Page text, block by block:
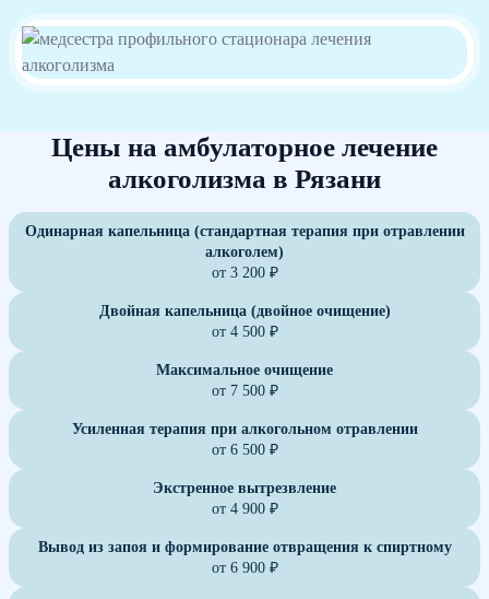
Цены на амбулаторное лечение
алкоголизма в Рязани
Одинарная капельница (стандартная терапия при отравлении
алкоголем)
от 3 200 ₽
Двойная капельница (двойное очищение)
от 4 500 ₽
Максимальное очищение
от 7 500 ₽
Усиленная терапия при алкогольном отравлении
от 6 500 ₽
Экстренное вытрезвление
от 4 900 ₽
Вывод из запоя и формирование отвращения к спиртному
от 6 900 ₽